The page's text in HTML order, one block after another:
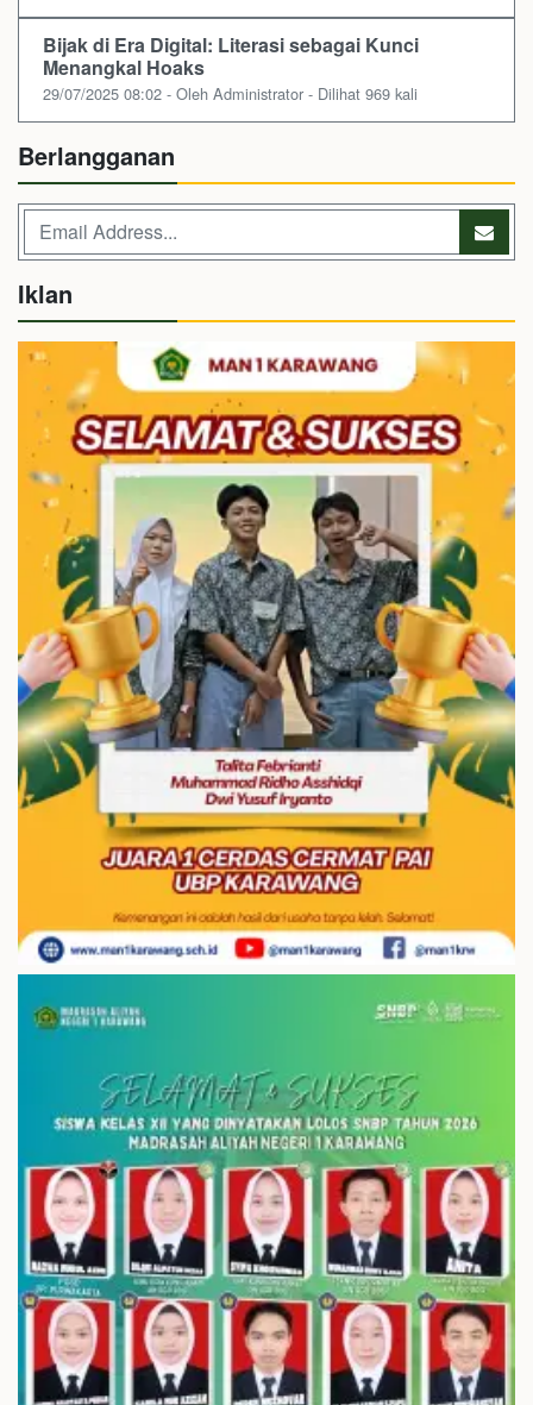
Bijak di Era Digital: Literasi sebagai Kunci
Menangkal Hoaks
29/07/2025 08:02 - Oleh Administrator - Dilihat 969 kali
Berlangganan
Iklan